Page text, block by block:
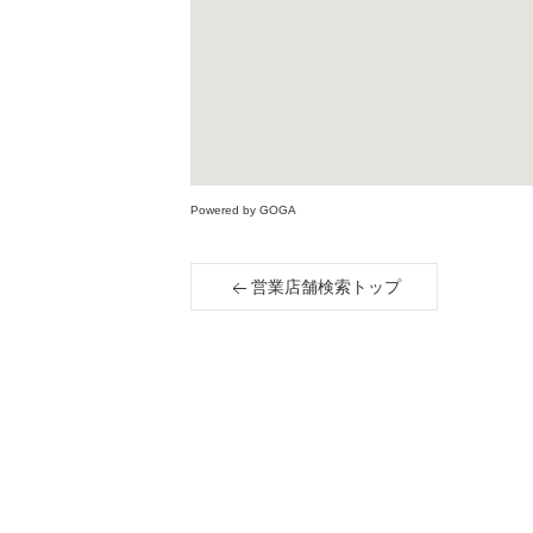
Powered by GOGA
営業店舗検索トップ